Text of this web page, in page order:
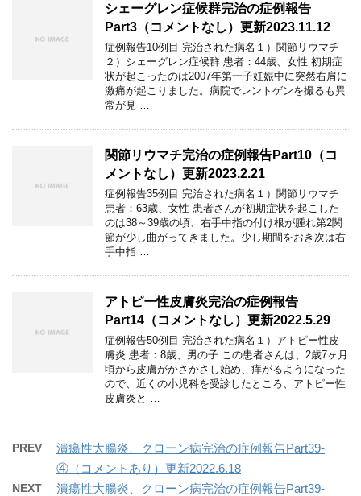
シェーグレン症候群完治の症例報告
Part3（コメントなし）更新2023.11.12
症例報告10例目 完治された病名１）関節リウマチ
２）シェーグレン症候群 患者：44歳、女性 初期症
状が起こったのは2007年第一子妊娠中に突然右肩に
激痛が起こりました。病院でレントゲンを撮るも異
常が見 …
関節リウマチ完治の症例報告Part10（コ
メントなし）更新2023.2.21
症例報告35例目 完治された病名１）関節リウマチ
患者：63歳、女性 患者さんが初期症状を起こした
のは38～39歳の頃、右手中指の付け根が腫れ第2関
節が少し曲がってきました。少し期間をおき次は右
手中指 …
アトピー性皮膚炎完治の症例報告
Part14（コメントなし）更新2022.5.29
症例報告50例目 完治された病名１）アトピー性皮
膚炎 患者：8歳、男の子 この患者さんは、2歳7ヶ月
頃から皮膚がかさかさし始め、痒がるようになった
ので、近くの小児科を受診したところ、アトピー性
皮膚炎と …
PREV
潰瘍性大腸炎、クローン病完治の症例報告Part39-
④（コメントあり）更新2022.6.18
NEXT
潰瘍性大腸炎、クローン病完治の症例報告Part39-